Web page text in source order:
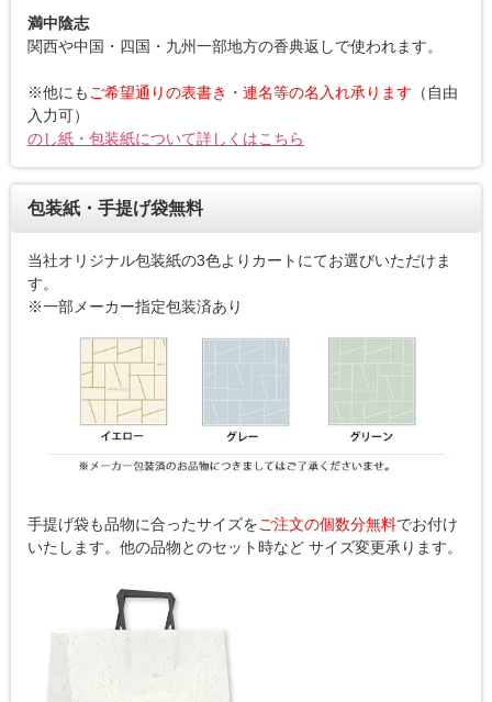
満中陰志
関西や中国・四国・九州一部地方の香典返しで使われます。
※他にもご希望通りの表書き・連名等の名入れ承ります （自由
入力可）
のし紙・包装紙について詳しくはこちら
包装紙・手提げ袋無料
当社オリジナル包装紙の3色よりカートにてお選びいただけま
す。
※一部メーカー指定包装済あり
手提げ袋も品物に合ったサイズをご注文の個数分無料でお付け
いたします。他の品物とのセット時など サイズ変更承ります。